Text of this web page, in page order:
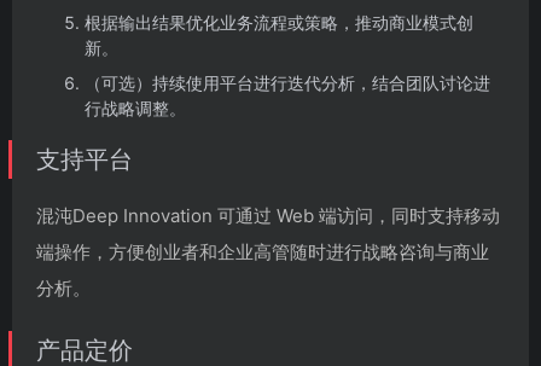
根据输出结果优化业务流程或策略，推动商业模式创
新。
（可选）持续使用平台进行迭代分析，结合团队讨论进
行战略调整。
支持平台
混沌Deep Innovation 可通过 Web 端访问，同时支持移动
端操作，方便创业者和企业高管随时进行战略咨询与商业
分析。
产品定价